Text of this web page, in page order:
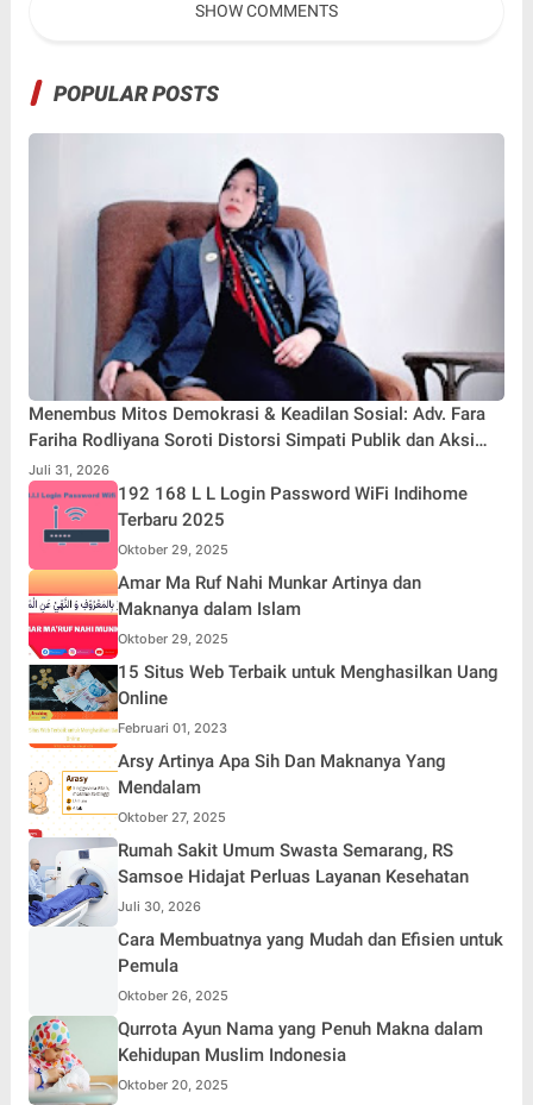
SHOW COMMENTS
POPULAR POSTS
Menembus Mitos Demokrasi & Keadilan Sosial: Adv. Fara
Fariha Rodliyana Soroti Distorsi Simpati Publik dan Aksi
Main Hakim Sendiri
Juli 31, 2026
192 168 L L Login Password WiFi Indihome
Terbaru 2025
Oktober 29, 2025
Amar Ma Ruf Nahi Munkar Artinya dan
Maknanya dalam Islam
Oktober 29, 2025
15 Situs Web Terbaik untuk Menghasilkan Uang
Online
Februari 01, 2023
Arsy Artinya Apa Sih Dan Maknanya Yang
Mendalam
Oktober 27, 2025
Rumah Sakit Umum Swasta Semarang, RS
Samsoe Hidajat Perluas Layanan Kesehatan
Juli 30, 2026
Cara Membuatnya yang Mudah dan Efisien untuk
Pemula
Oktober 26, 2025
Qurrota Ayun Nama yang Penuh Makna dalam
Kehidupan Muslim Indonesia
Oktober 20, 2025